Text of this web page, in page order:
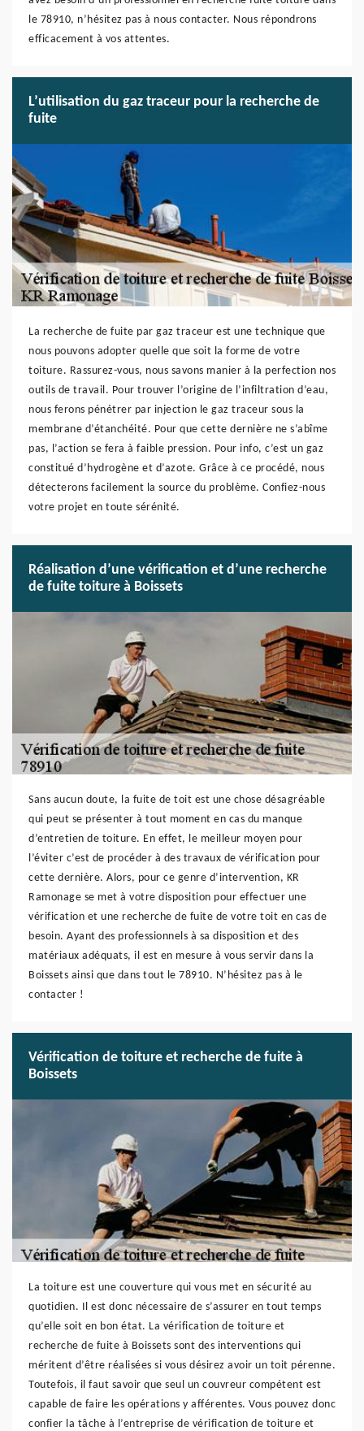
le 78910, n’hésitez pas à nous contacter. Nous répondrons
efficacement à vos attentes.
L’utilisation du gaz traceur pour la recherche de
fuite
La recherche de fuite par gaz traceur est une technique que
nous pouvons adopter quelle que soit la forme de votre
toiture. Rassurez-vous, nous savons manier à la perfection nos
outils de travail. Pour trouver l’origine de l’infiltration d’eau,
nous ferons pénétrer par injection le gaz traceur sous la
membrane d’étanchéité. Pour que cette dernière ne s’abîme
pas, l’action se fera à faible pression. Pour info, c’est un gaz
constitué d’hydrogène et d’azote. Grâce à ce procédé, nous
détecterons facilement la source du problème. Confiez-nous
votre projet en toute sérénité.
Réalisation d’une vérification et d’une recherche
de fuite toiture à Boissets
Sans aucun doute, la fuite de toit est une chose désagréable
qui peut se présenter à tout moment en cas du manque
d’entretien de toiture. En effet, le meilleur moyen pour
l’éviter c’est de procéder à des travaux de vérification pour
cette dernière. Alors, pour ce genre d’intervention, KR
Ramonage se met à votre disposition pour effectuer une
vérification et une recherche de fuite de votre toit en cas de
besoin. Ayant des professionnels à sa disposition et des
matériaux adéquats, il est en mesure à vous servir dans la
Boissets ainsi que dans tout le 78910. N’hésitez pas à le
contacter !
Vérification de toiture et recherche de fuite à
Boissets
La toiture est une couverture qui vous met en sécurité au
quotidien. Il est donc nécessaire de s’assurer en tout temps
qu’elle soit en bon état. La vérification de toiture et
recherche de fuite à Boissets sont des interventions qui
méritent d’être réalisées si vous désirez avoir un toit pérenne.
Toutefois, il faut savoir que seul un couvreur compétent est
capable de faire les opérations y afférentes. Vous pouvez donc
confier la tâche à l’entreprise de vérification de toiture et